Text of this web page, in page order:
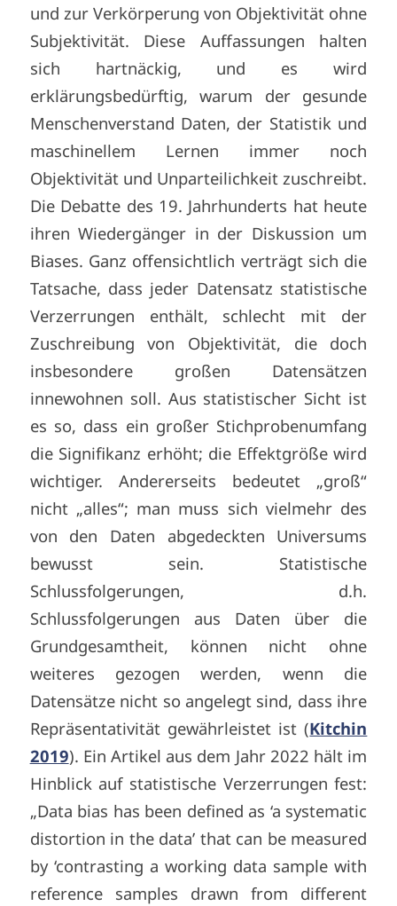
und zur Verkörperung von Objektivität ohne
Subjektivität. Diese Auffassungen halten
sich hartnäckig, und es wird
erklärungsbedürftig, warum der gesunde
Menschenverstand Daten, der Statistik und
maschinellem Lernen immer noch
Objektivität und Unparteilichkeit zuschreibt.
Die Debatte des 19. Jahrhunderts hat heute
ihren Wiedergänger in der Diskussion um
Biases. Ganz offensichtlich verträgt sich die
Tatsache, dass jeder Datensatz statistische
Verzerrungen enthält, schlecht mit der
Zuschreibung von Objektivität, die doch
insbesondere großen Datensätzen
innewohnen soll. Aus statistischer Sicht ist
es so, dass ein großer Stichprobenumfang
die Signifikanz erhöht; die Effektgröße wird
wichtiger. Andererseits bedeutet „groß“
nicht „alles“; man muss sich vielmehr des
von den Daten abgedeckten Universums
bewusst sein. Statistische
Schlussfolgerungen, d.h.
Schlussfolgerungen aus Daten über die
Grundgesamtheit, können nicht ohne
weiteres gezogen werden, wenn die
Datensätze nicht so angelegt sind, dass ihre
Repräsentativität gewährleistet ist (Kitchin
2019). Ein Artikel aus dem Jahr 2022 hält im
Hinblick auf statistische Verzerrungen fest:
„Data bias has been defined as ‘a systematic
distortion in the data’ that can be measured
by ‘contrasting a working data sample with
reference samples drawn from different